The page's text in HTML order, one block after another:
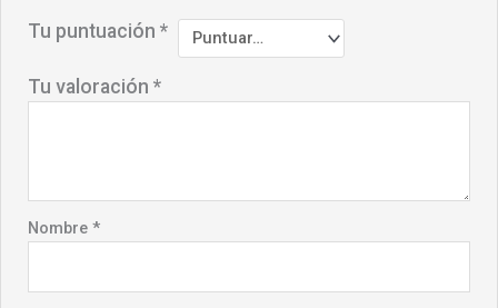
Tu puntuación*
Tu valoración*
Nombre*